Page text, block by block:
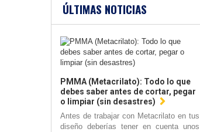
ÚLTIMAS NOTICIAS
PMMA (Metacrilato): Todo lo que
debes saber antes de cortar, pegar
o limpiar (sin desastres)
Antes de trabajar con Metacrilato en tus
diseño deberías tener en cuenta unos